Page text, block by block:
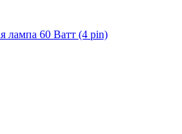
лампа 60 Ватт (4 pin)